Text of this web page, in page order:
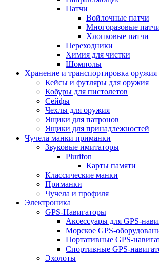
Патчи
Войлочные патчи
Многоразовые
Хлопковые патчи
Переходники
Химия для чистки
Шомполы
Хранение и транспортировка оружия
Кейсы и футляры для оружия
Кобуры для пистолетов
Сейфы
Чехлы для оружия
Ящики для патронов
Ящики для принадлежностей
Чучела манки приманки
Звуковые имитаторы
Plurifon
Карты памяти
Классические манки
Приманки
Чучела и профиля
Электроника
GPS-Навигаторы
Аксессуары для GPS-
Морское GPS-
Портативные GPS-
Спортивные GPS-
Эхолоты